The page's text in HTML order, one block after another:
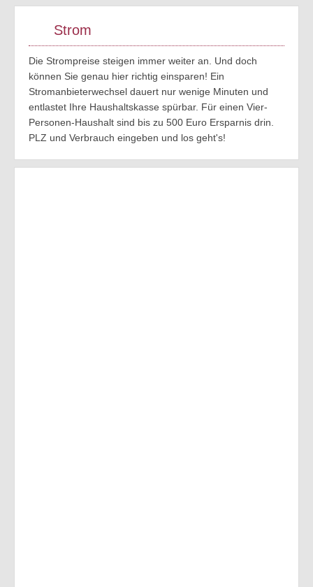
Strom
Die Strompreise steigen immer weiter an. Und doch
können Sie genau hier richtig einsparen! Ein
Stromanbieterwechsel dauert nur wenige Minuten und
entlastet Ihre Haushaltskasse spürbar. Für einen Vier-
Personen-Haushalt sind bis zu 500 Euro Ersparnis drin.
PLZ und Verbrauch eingeben und los geht's!